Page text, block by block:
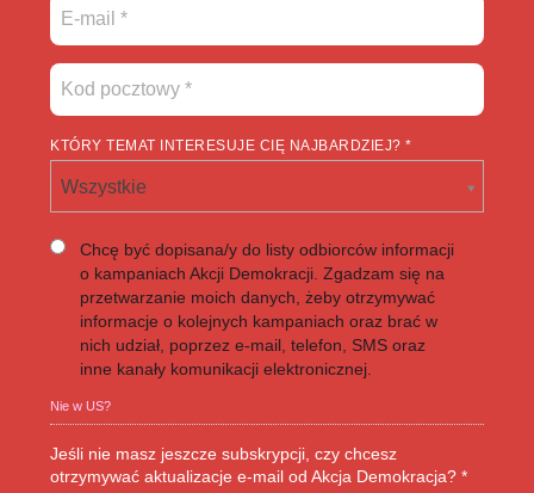
KTÓRY TEMAT INTERESUJE CIĘ NAJBARDZIEJ? *
Wszystkie
Chcę być dopisana/y do listy odbiorców informacji
o kampaniach Akcji Demokracji. Zgadzam się na
przetwarzanie moich danych, żeby otrzymywać
informacje o kolejnych kampaniach oraz brać w
nich udział, poprzez e-mail, telefon, SMS oraz
inne kanały komunikacji elektronicznej.
Nie wUS?
Jeśli nie masz jeszcze subskrypcji, czy chcesz
otrzymywać aktualizacje e-mail od Akcja Demokracja? *